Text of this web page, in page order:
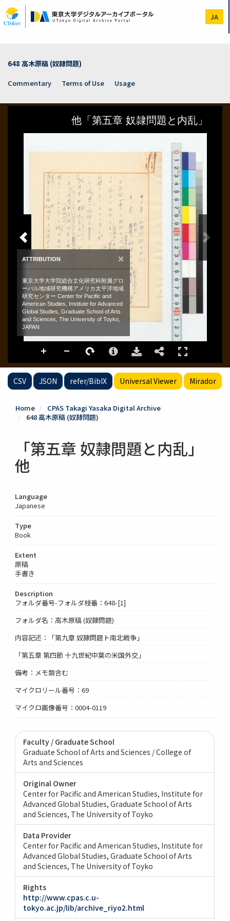
to
main
JA
648 高木原稿 (奴隷問題)
Commentary
Terms of Use Usage
CSV JSON refer/BibIX Universal Viewer Mirador
Home
CPAS Takagi Yasaka Digital Archive
648 高木原稿 (奴隷問題)
「第五章 奴隷問題と内乱」
他
Language
Japanese
Type
Book
Extent
原稿
手書き
Description
フォルダ番号-フォルダ枝番：648-[1]
フォルダ名：高木原稿 (奴隷問題)
内容記述：「第九章 奴隷問題ト南北戦争」
「第五章 第四節 十九世紀中葉の米国外交」
備考：メモ類含む
マイクロリール番号：69
マイクロ画像番号：0004-0119
Faculty / Graduate School
Graduate School of Arts and Sciences / College of
Arts and Sciences
Original Owner
Center for Pacific and American Studies, Institute for
Advanced Global Studies, Graduate School of Arts
and Sciences, The University of Toyko
Data Provider
Center for Pacific and American Studies, Institute for
Advanced Global Studies, Graduate School of Arts
and Sciences, The University of Toyko
Rights
http://www.cpas.c.u-
tokyo.ac.jp/lib/archive_riyo2.html